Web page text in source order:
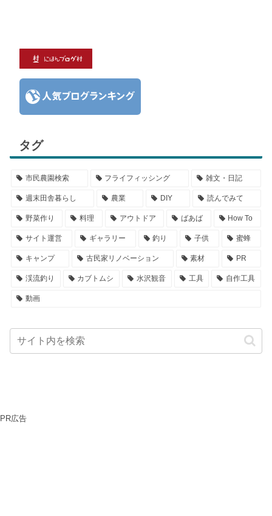
タグ
市民農園検索 フライフィッシング 雑文・日記
週末田舎暮らし 農業 DIY 読んでみて
野菜作り 料理 アウトドア ばあば How To
サイト運営 ギャラリー 釣り 子供 蜜蜂
キャンプ 古民家リノベーション 素材 PR
渓流釣り カブトムシ 水沢観音 工具 自作工具
動画
PR広告